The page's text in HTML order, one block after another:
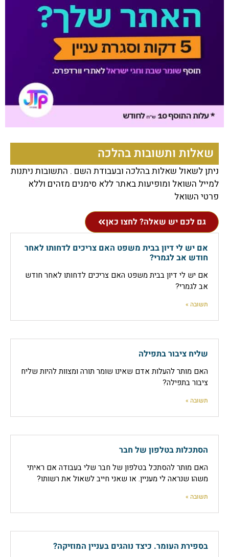
שאלות ותשובות בהלכה
ניתן לשאול שאלות בהלכה ובעבודת השם . התשובות ניתנות
למייל השואל ומופיעות באתר ללא סימנים מזהים וללא
פרטי השואל
גם לכם יש שאלה? לחצו כאן
אם יש לי דיון בבית משפט האם צריכים לדחותו לאחר
חודש אב לגמרי?
אם יש לי דיון בבית משפט האם צריכים לדחותו לאחר חודש
אב לגמרי?
תשובה »
שליח ציבור בתפילה
האם מותר להעלות אדם שאינו שומר תורה ומצוות להיות שליח
ציבור בתפילה?
תשובה »
הסתכלות בטלפון של חבר
האם מותר להסתכל בטלפון של חבר שלי בעבודה אם ראיתי
משהו שנראה לי מעניין. או שאני חייב לשאול את רשותו?
תשובה »
בספירת העומר. כיצד נוהגים בעניין המוזיקה?